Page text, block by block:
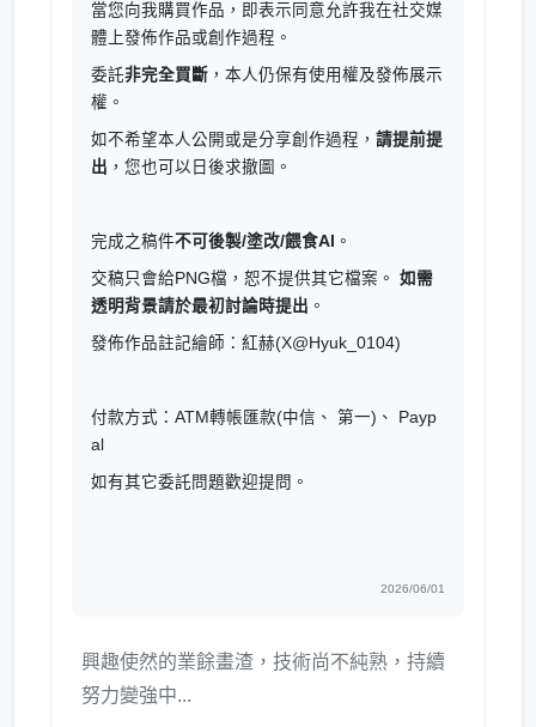
當您向我購買作品，即表示同意允許我在社交媒
體上發佈作品或創作過程。
委託非完全買斷 ，本人仍保有使用權及發佈展示
權。
如不希望本人公開或是分享創作過程， 請提前提
出 ，您也可以日後求撤圖。
完成之稿件不可後製/塗改/餵食AI 。
交稿只會給PNG檔，恕不提供其它檔案。 如需
透明背景請於最初討論時提出 。
發佈作品註記繪師：紅赫(X@Hyuk_0104)
付款方式：ATM轉帳匯款(中信、 第一)、 Payp
al
如有其它委託問題歡迎提問。
2026/06/01
興趣使然的業餘畫渣，技術尚不純熟，持續
努力變強中...